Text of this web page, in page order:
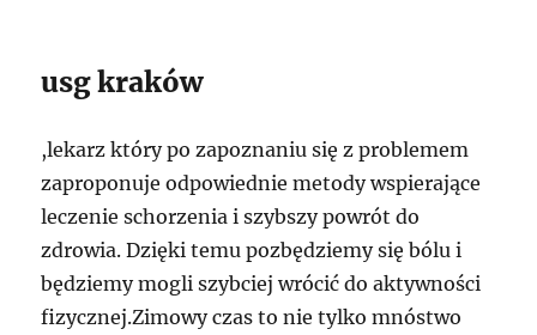
usg kraków
,lekarz który po zapoznaniu się z problemem
zaproponuje odpowiednie metody wspierające
leczenie schorzenia i szybszy powrót do
zdrowia. Dzięki temu pozbędziemy się bólu i
będziemy mogli szybciej wrócić do aktywności
fizycznej.Zimowy czas to nie tylko mnóstwo